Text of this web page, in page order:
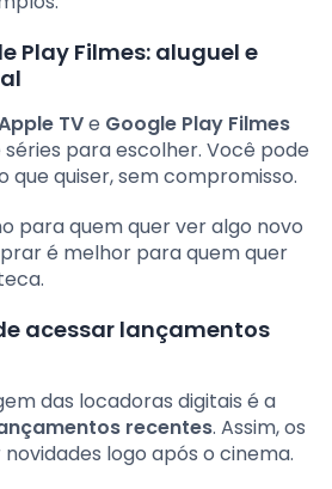
Play Filmes: aluguel e
TVe Google Play Filmes
para escolher. Você pode
que quiser, sem compromisso.
para quem quer ver algo novo
é melhor para quem quer
acessar lançamentos
das locadoras digitais é a
recentes. Assim, os
logo após o cinema.